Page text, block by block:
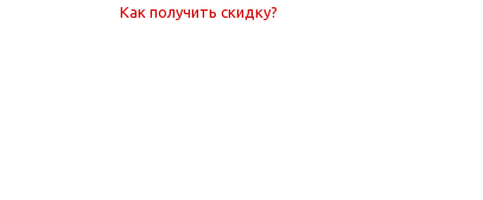
Как получить скидку?